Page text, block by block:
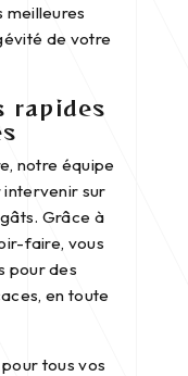
meilleures
de votre
rapides
notre équipe
sur
Grâce à
faire, vous
pour des
en toute
tous vos